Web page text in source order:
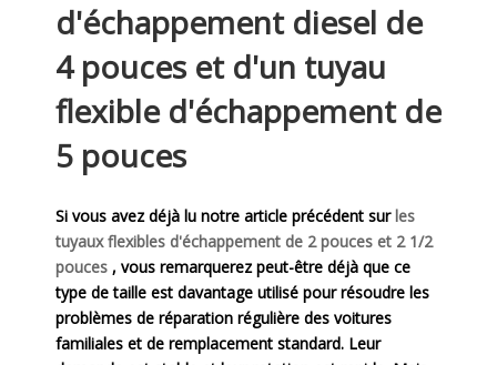
d'échappement diesel de
4 pouces et d'un tuyau
flexible d'échappement de
5 pouces
Si vous avez déjà lu notre article précédent surles
tuyaux flexibles d'échappement de 2 pouces et 2 1/2
pouces , vous remarquerez peut-être déjà que ce
type de taille est davantage utilisé pour résoudre les
problèmes de réparation régulière des voitures
familiales et de remplacement standard. Leur